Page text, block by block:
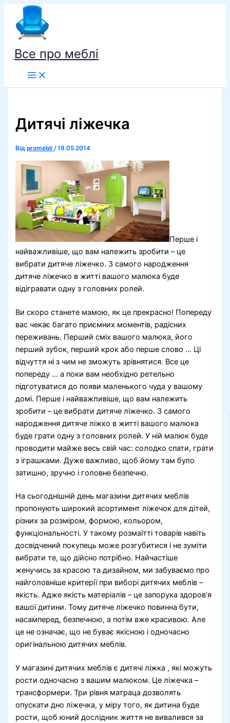
Перейти
вмісту
Все про меблі
Дитячі ліжечка
Відpromebli/19.05.2014
Перше і
найважливіше, що вам належить зробити – це
вибрати дитяче ліжечко. З самого народження
дитяче ліжечко в житті вашого малюка буде
відігравати одну з головних ролей.
Ви скоро станете мамою, як це прекрасно! Попереду
вас чекає багато приємних моментів, радісних
переживань. Перший сміх вашого малюка, його
перший зубок, перший крок або перше слово … Ці
відчуття ні з чим не зможуть зрівнятися. Все це
попереду … а поки вам необхідно ретельно
підготуватися до появи маленького чуда у вашому
домі. Перше і найважливіше, що вам належить
зробити – це вибрати дитяче ліжечко. З самого
народження дитяче ліжко в житті вашого малюка
буде грати одну з головних ролей. У ній малюк буде
проводити майже весь свій час: солодко спати, грати
з іграшками. Дуже важливо, щоб йому там було
затишно, зручно і головне безпечно.
На сьогоднішній день магазини дитячих меблів
пропонують широкий асортимент ліжечок для дітей,
різних за розміром, формою, кольором,
функціональності. У такому розмаїтті товарів навіть
досвідчений покупець може розгубитися і не зуміти
вибрати те, що дійсно потрібно. Найчастіше
женучись за красою та дизайном, ми забуваємо про
найголовніше критерії при виборі дитячих меблів –
якість. Адже якість матеріалів – це запорука здоров’я
вашої дитини. Тому дитяче ліжечко повинна бути,
насамперед, безпечною, а потім вже красивою. Але
це не означає, що не буває якісною і одночасно
оригінальною дитячих меблів.
У магазині дитячих меблів є дитячі ліжка , які можуть
рости одночасно з вашим малюком. Це ліжечка –
трансформери. Три рівня матраца дозволять
опускати дно ліжечка, у міру того, як дитина буде
рости, щоб юний дослідник життя не вивалився за